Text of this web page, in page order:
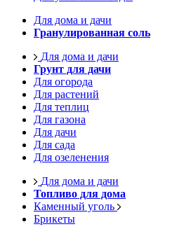
Для дома и дачи
Гранулированная соль
Для дома и дачи
Грунт для дачи
Для огорода
Для растений
Для теплиц
Для газона
Для дачи
Для сада
Для озеленения
Для дома и дачи
Топливо для дома
Каменный уголь
Брикеты